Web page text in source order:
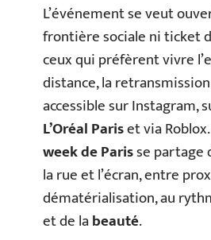
L’événement se veut
frontière sociale ni ticket
ceux qui préfèrent vivre
distance, la
accessible sur Instagram,
L’Oréal Pariset via
week de Parisse partage
la rue et l’écran, entre
dématérialisation, au
et de labeauté.